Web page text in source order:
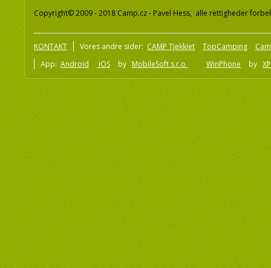
Copyright© 2009 - 2018 Camp.cz - Pavel Hess, alle rettigheder
KONTAKT Vores andre sider: CAMP Tjekkiet TopCamping
App: Android iOS by MobileSoft s.r.o WinPhone by